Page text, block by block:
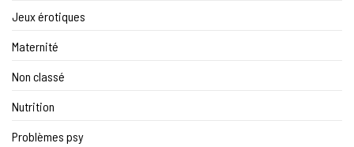
Jeux érotiques
Maternité
Non classé
Nutrition
Problèmes psy